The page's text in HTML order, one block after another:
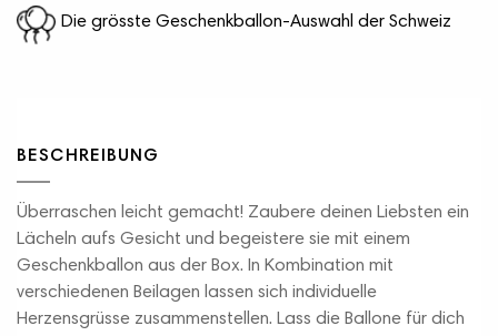
Die grösste Geschenkballon-Auswahl der Schweiz
BESCHREIBUNG
Überraschen leicht gemacht! Zaubere deinen Liebsten ein
Lächeln aufs Gesicht und begeistere sie mit einem
Geschenkballon aus der Box. In Kombination mit
verschiedenen Beilagen lassen sich individuelle
Herzensgrüsse zusammenstellen. Lass die Ballone für dich